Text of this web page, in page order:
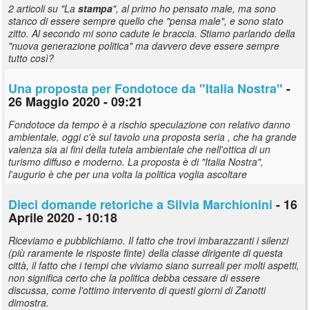
2 articoli su "La stampa", al primo ho pensato male, ma sono
stanco di essere sempre quello che "pensa male", e sono stato
zitto. Al secondo mi sono cadute le braccia. Stiamo parlando della
"nuova generazione politica" ma davvero deve essere sempre
tutto così?
Una proposta per Fondotoce da "Italia Nostra" -
26 Maggio 2020 - 09:21
Fondotoce da tempo è a rischio speculazione con relativo danno
ambientale, oggi c'è sul tavolo una proposta seria , che ha grande
valenza sia ai fini della tutela ambientale che nell'ottica di un
turismo diffuso e moderno. La proposta è di "Italia Nostra",
l'augurio è che per una volta la politica voglia ascoltare
Dieci domande retoriche a Silvia Marchionini - 16
Aprile 2020 - 10:18
Riceviamo e pubblichiamo. Il fatto che trovi imbarazzanti i silenzi
(più raramente le risposte finte) della classe dirigente di questa
città, il fatto che i tempi che viviamo siano surreali per molti aspetti,
non significa certo che la politica debba cessare di essere
discussa, come l'ottimo intervento di questi giorni di Zanotti
dimostra.